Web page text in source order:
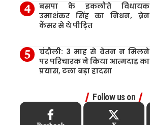
बसपा के इकलौते विधायक
उमाशंकर सिंह का निधन, ब्रेन
कैंसर से थे पीड़ित
चंदौली: 3 माह से वेतन न मिलने
पर परिचारक ने किया आत्मदाह का
प्रयास, टला बड़ा हादसा
Follow us on